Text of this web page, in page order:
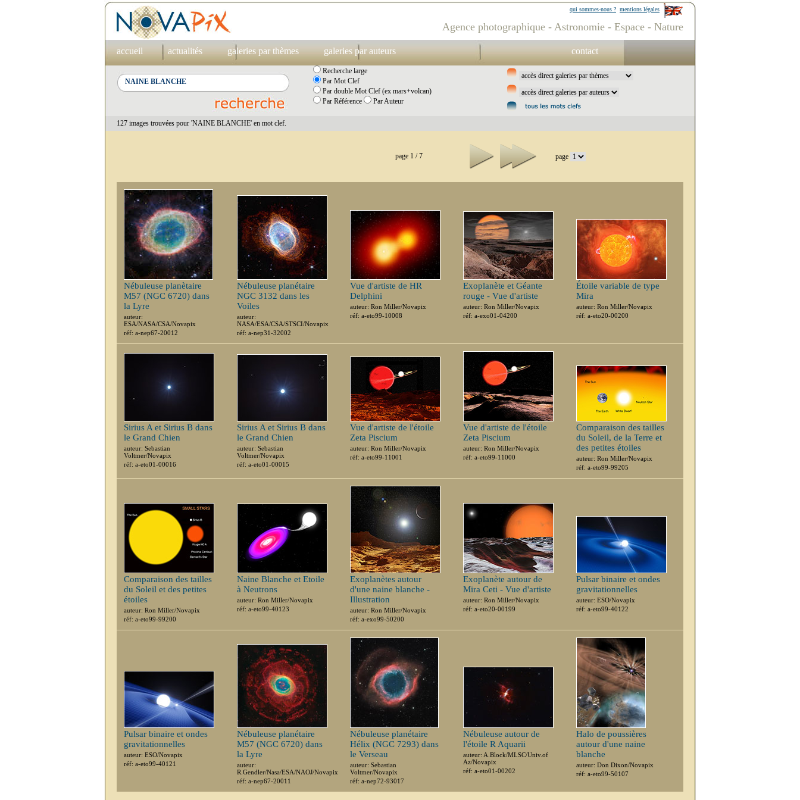
mentions légales
qui sommes-nous ?
Agence photographique - Astronomie - Espace - Nature
accueil actualités galeries par thèmes galeries par auteurs contact
Recherche large
Par Mot Clef
Par double Mot Clef (ex mars+volcan)
Par Référence
Par Auteur
127 images trouvées pour 'NAINE BLANCHE' en mot clef.
page 1 / 7 page
Nébuleuse planètaire
M57 (NGC 6720) dans
la Lyre
auteur:
ESA/NASA/CSA/Novapix
réf: a-nep67-20012
Nébuleuse planétaire
NGC 3132 dans les
Voiles
auteur:
NASA/ESA/CSA/STSCI/Novapix
réf: a-nep31-32002
Vue d'artiste de HR
Delphini
auteur: Ron Miller/Novapix
réf: a-eto99-10008
Exoplanète et Géante
rouge - Vue d'artiste
auteur: Ron Miller/Novapix
réf: a-exo01-04200
Étoile variable de type
Mira
auteur: Ron Miller/Novapix
réf: a-eto20-00200
Sirius A et Sirius B dans
le Grand Chien
auteur: Sebastian
Voltmer/Novapix
réf: a-eto01-00016
Sirius A et Sirius B dans
le Grand Chien
auteur: Sebastian
Voltmer/Novapix
réf: a-eto01-00015
Vue d'artiste de l'étoile
Zeta Piscium
auteur: Ron Miller/Novapix
réf: a-eto99-11001
Vue d'artiste de l'étoile
Zeta Piscium
auteur: Ron Miller/Novapix
réf: a-eto99-11000
Comparaison des tailles
du Soleil, de la Terre et
des petites étoiles
auteur: Ron Miller/Novapix
réf: a-eto99-99205
Comparaison des tailles
du Soleil et des petites
étoiles
auteur: Ron Miller/Novapix
réf: a-eto99-99200
Naine Blanche et Etoile
à Neutrons
auteur: Ron Miller/Novapix
réf: a-eto99-40123
Exoplanètes autour
d'une naine blanche -
Illustration
auteur: Ron Miller/Novapix
réf: a-exo99-50200
Exoplanète autour de
Mira Ceti - Vue d'artiste
auteur: Ron Miller/Novapix
réf: a-eto20-00199
Pulsar binaire et ondes
gravitationnelles
auteur: ESO/Novapix
réf: a-eto99-40122
Pulsar binaire et ondes
gravitationnelles
auteur: ESO/Novapix
réf: a-eto99-40121
Nébuleuse planétaire
M57 (NGC 6720) dans
la Lyre
auteur:
R.Gendler/Nasa/ESA/NAOJ/Novapix
réf: a-nep67-20011
Nébuleuse planétaire
Hélix (NGC 7293) dans
le Verseau
auteur: Sebastian
Voltmer/Novapix
réf: a-nep72-93017
Nébuleuse autour de
l'étoile R Aquarii
auteur: A.Block/MLSC/Univ.of
Az/Novapix
réf: a-eto01-00202
Halo de poussières
autour d'une naine
blanche
auteur: Don Dixon/Novapix
réf: a-eto99-50107